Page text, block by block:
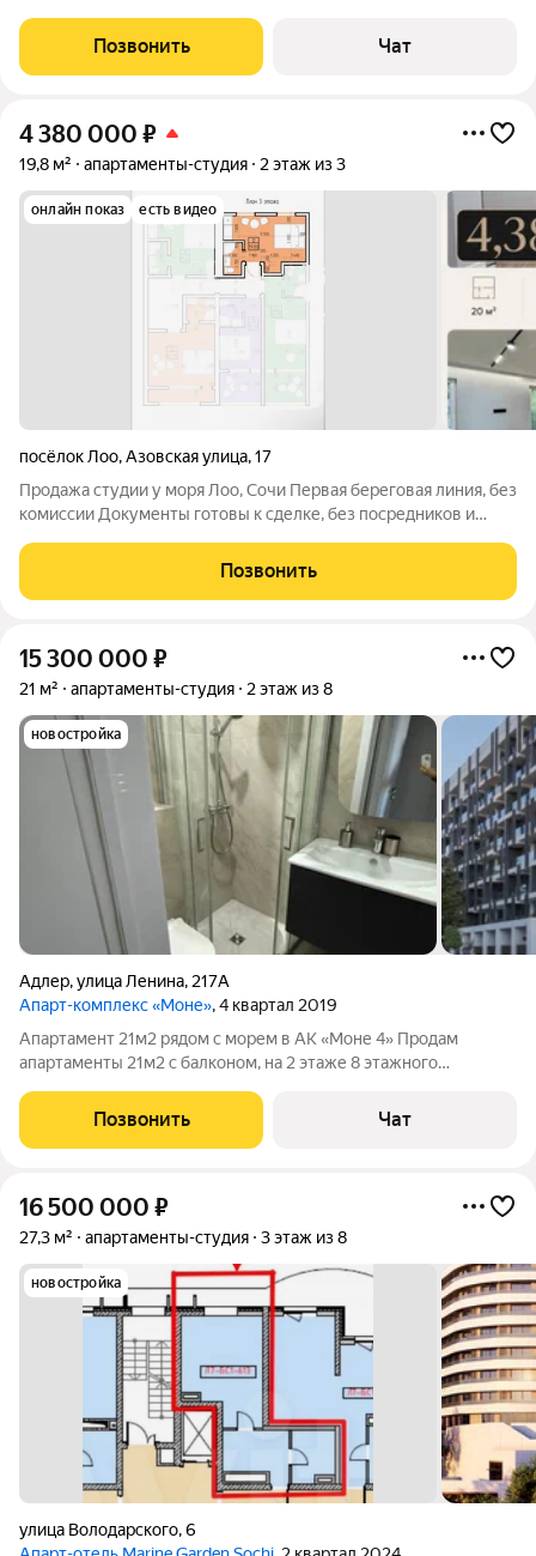
представлена черновая отделка это хорошая возможность
создать интерьер полностью под
Позвонить Чат
4 380 000 ₽
19,8 м² апартаменты-студия 2 этаж из 3
онлайн показ есть видео
посёлок Лоо,Азовская улица,17
Продажа студии у моря Лоо, Сочи Первая береговая линия, без
комиссии Документы готовы к сделке, без посредников и
для личного отдыха,
Позвонить
15 300 000 ₽
21 м² апартаменты-студия 2 этаж из 8
новостройка
Адлер,улица Ленина, 217А
Апарт-комплекс «Моне», 4 квартал 2019
Апартамент 21м2 рядом с морем в АК «Моне 4» Продам
апартаменты 21м2 с балконом, на 2 этаже 8 этажного
качественные материалы, полностью укомплектован (от
тапочек до кондиционера, готовый к сдаче
Позвонить Чат
16 500 000 ₽
27,3 м² апартаменты-студия 3 этаж из 8
новостройка
улица Володарского,6